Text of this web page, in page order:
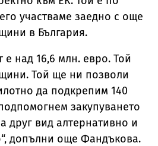
участваме заедно с още
в България.
е над 16,6 млн. евро. Той
Той ще ни позволи
да подкрепим 140
закупуването
друг вид алтернативно и
допълни още Фандъкова.